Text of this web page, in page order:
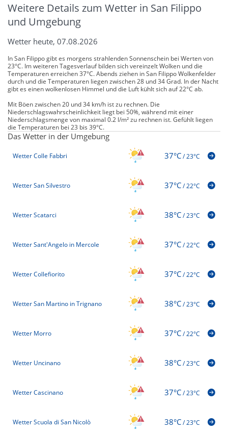
Weitere Details zum Wetter in San Filippo
und Umgebung
Wetter heute, 07.08.2026
In San Filippo gibt es morgens strahlenden Sonnenschein bei Werten von
23°C. Im weiteren Tagesverlauf bilden sich vereinzelt Wolken und die
Temperaturen erreichen 37°C. Abends ziehen in San Filippo Wolkenfelder
durch und die Temperaturen liegen zwischen 28 und 34 Grad. In der Nacht
gibt es einen wolkenlosen Himmel und die Luft kühlt sich auf 22°C ab.
Mit Böen zwischen 20 und 34 km/h ist zu rechnen. Die
Niederschlagswahrscheinlichkeit liegt bei 50%, während mit einer
Niederschlagsmenge von maximal 0.2 l/m² zu rechnen ist. Gefühlt liegen
die Temperaturen bei 23 bis 39°C.
Das Wetter in der Umgebung
Wetter Colle Fabbri 37°C/23°C
Wetter San Silvestro 37°C/22°C
Wetter Scatarci 38°C/23°C
Wetter Sant'Angelo in Mercole 37°C/22°C
Wetter Collefiorito 37°C/22°C
Wetter San Martino in Trignano 38°C/23°C
Wetter Morro 37°C/22°C
Wetter Uncinano 38°C/23°C
Wetter Cascinano 37°C/23°C
Wetter Scuola di San Nicolò 38°C/23°C